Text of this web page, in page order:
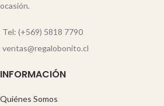
ocasión.
Tel: (+569) 5818 7790
ventas@regalobonito.cl
INFORMACIÓN
Quiénes Somos